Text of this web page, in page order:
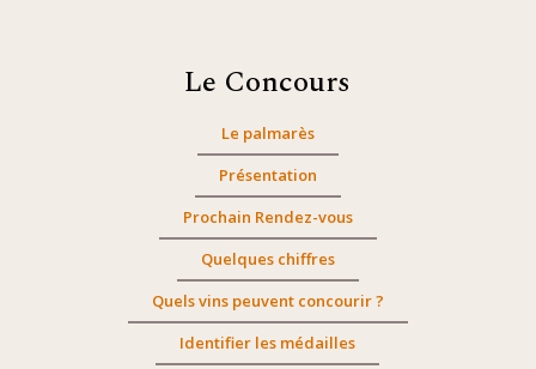
Le Concours
Le palmarès
Présentation
Prochain Rendez-vous
Quelques chiffres
Quels vins peuvent concourir ?
Identifier les médailles